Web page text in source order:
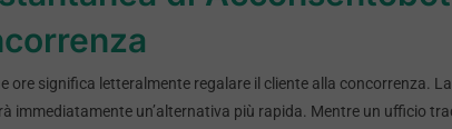
ore significa letteralmente regalare il cliente alla concorrenza.
immediatamente un’alternativa più rapida. Mentre un ufficio